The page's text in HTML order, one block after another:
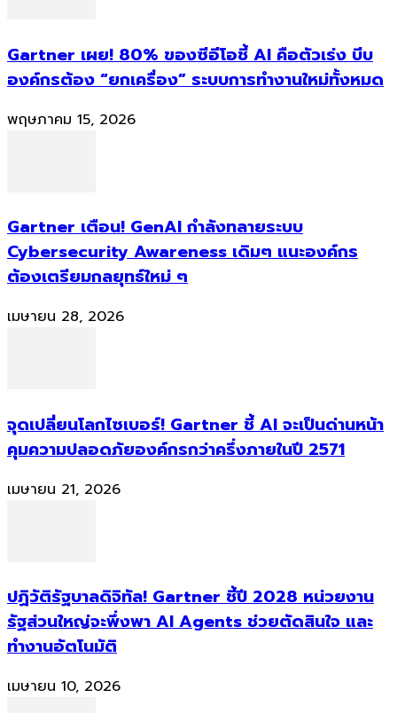
Gartner เผย! 80% ของซีอีโอชี้ AI คือตัวเร่ง บีบ
องค์กรต้อง “ยกเครื่อง” ระบบการทำงานใหม่ทั้งหมด
พฤษภาคม 15, 2026
Gartner เตือน! GenAI กำลังทลายระบบ
Cybersecurity Awareness เดิมๆ แนะองค์กร
ต้องเตรียมกลยุทธ์ใหม่ ๆ
เมษายน 28, 2026
จุดเปลี่ยนโลกไซเบอร์! Gartner ชี้ AI จะเป็นด่านหน้า
คุมความปลอดภัยองค์กรกว่าครึ่งภายในปี 2571
เมษายน 21, 2026
ปฏิวัติรัฐบาลดิจิทัล! Gartner ชี้ปี 2028 หน่วยงาน
รัฐส่วนใหญ่จะพึ่งพา AI Agents ช่วยตัดสินใจ และ
ทำงานอัตโนมัติ
เมษายน 10, 2026